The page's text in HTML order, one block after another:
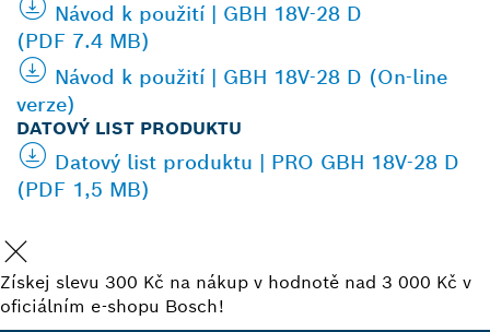
Návod k použití | GBH 18V-28 D
(PDF 7.4 MB)
Návod k použití | GBH 18V-28 D (On-line
verze)
DATOVÝ LIST PRODUKTU
Datový list produktu | PRO GBH 18V-28 D
(PDF 1,5 MB)
Získej slevu 300 Kč na nákup v hodnotě nad 3 000 Kč v
oficiálním e-shopu Bosch!